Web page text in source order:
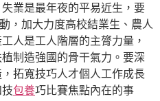
業是最年夜的平易近生，要
，加大力度高校結業生、農人
人是工人階層的主膂力量，
制造強國的骨干氣力。要深
拓寬技巧人才個人工作成長
包養巧比賽焦點內在的事